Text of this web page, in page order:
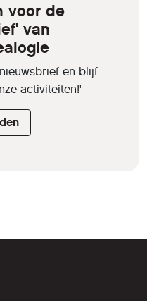
voor de
van
en blijf
activiteiten!'